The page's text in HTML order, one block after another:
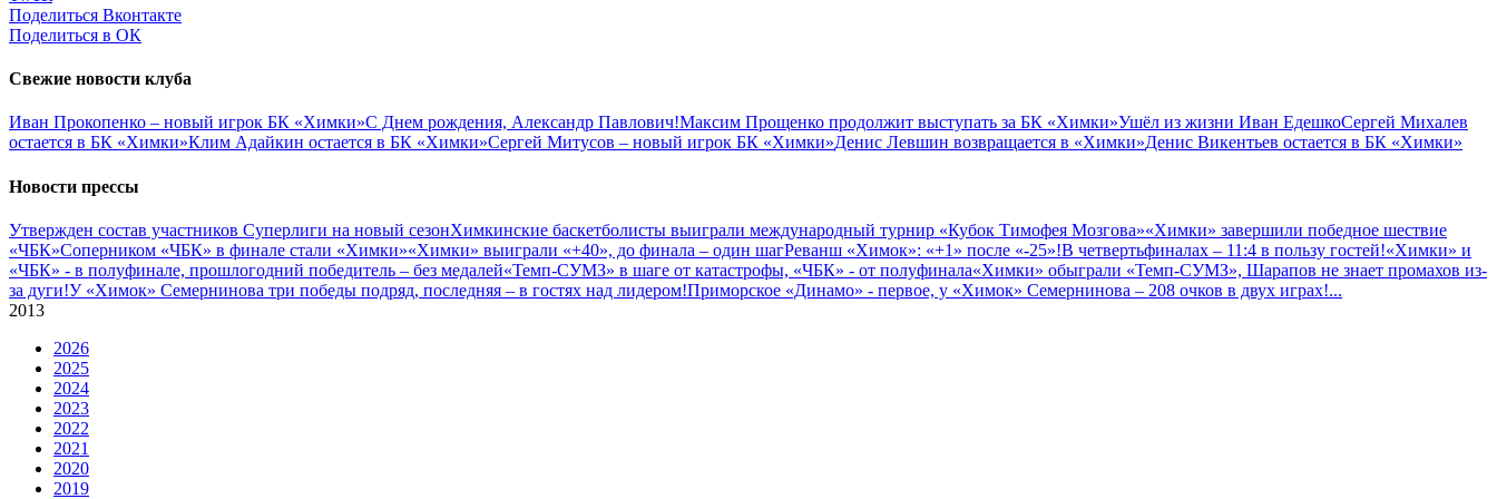
Поделиться Вконтакте
Поделиться в ОК
Свежие новости клуба
Иван Прокопенко – новый игрок БК «Химки»С Днем рождения, Александр Павлович!Максим Прощенко продолжит выступать за БК «Химки»Ушёл из жизни Иван ЕдешкоСергей Михалев
остается в БК «Химки»Клим Адайкин остается в БК «Химки»Сергей Митусов – новый игрок БК «Химки»Денис Левшин возвращается в «Химки»Денис Викентьев остается в БК «Химки»
Новости прессы
Утвержден состав участников Cуперлиги на новый сезонХимкинские баскетболисты выиграли международный турнир «Кубок Тимофея Мозгова»«Химки» завершили победное шествие
«ЧБК»Соперником «ЧБК» в финале стали «Химки»«Химки» выиграли «+40», до финала – один шагРеванш «Химок»: «+1» после «-25»!В четвертьфиналах – 11:4 в пользу гостей!«Химки» и
«ЧБК» - в полуфинале, прошлогодний победитель – без медалей«Темп-СУМЗ» в шаге от катастрофы, «ЧБК» - от полуфинала«Химки» обыграли «Темп-СУМЗ», Шарапов не знает промахов из-
за дуги!У «Химок» Семернинова три победы подряд, последняя – в гостях над лидером!Приморское «Динамо» - первое, у «Химок» Семернинова – 208 очков в двух играх!...
2013
2026
2025
2024
2023
2022
2021
2020
2019